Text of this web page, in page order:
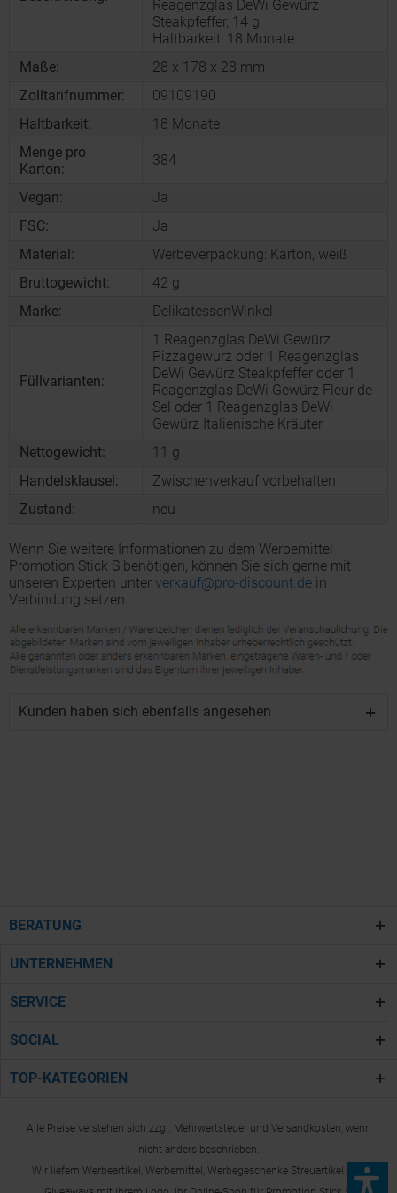
Reagenzglas DeWi Gewürz
Steakpfeffer, 14 g
Haltbarkeit: 18 Monate
Maße:
28 x 178 x 28 mm
Zolltarifnummer:
09109190
Haltbarkeit:
18 Monate
Menge pro
Karton:
384
Vegan:
Ja
FSC:
Ja
Material:
Werbeverpackung: Karton, weiß
Bruttogewicht:
42 g
Marke:
DelikatessenWinkel
Füllvarianten:
1 Reagenzglas DeWi Gewürz
Pizzagewürz oder 1 Reagenzglas
DeWi Gewürz Steakpfeffer oder 1
Reagenzglas DeWi Gewürz Fleur de
Sel oder 1 Reagenzglas DeWi
Gewürz Italienische Kräuter
Nettogewicht:
11 g
Handelsklausel:
Zwischenverkauf vorbehalten
Zustand:
neu
Wenn Sie weitere Informationen zu dem Werbemittel
Promotion Stick S benötigen, können Sie sich gerne mit
unseren Experten unter verkauf@pro-discount.de in
Verbindung setzen.
Kunden haben sich ebenfalls angesehen
BERATUNG
UNTERNEHMEN
SERVICE
SOCIAL
TOP-KATEGORIEN
Alle Preise verstehen sich zzgl. Mehrwertsteuer und Versandkosten, wenn
nicht anders beschrieben.
Wir liefern Werbeartikel, Werbemittel, Werbegeschenke Streuartikel und